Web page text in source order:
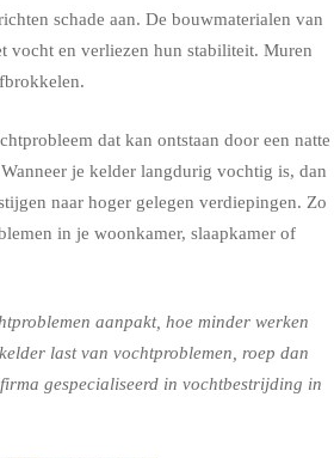
schade aan. De bouwmaterialen van
vocht en verliezen hun stabiliteit. Muren
dat kan ontstaan door een natte
je kelder langdurig vochtig is, dan
naar hoger gelegen verdiepingen. Zo
in je woonkamer, slaapkamer of
aanpakt, hoe minder werken
last van vochtproblemen, roep dan
gespecialiseerd in vochtbestrijding in